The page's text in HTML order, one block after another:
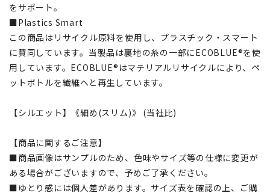
をサポート。
■Plastics Smart
この商品はリサイクル原料を使用し、プラスチック・スマート
に賛同しています。当製品は裏地の糸の一部にECOBLUE®を使
用しています。ECOBLUE®はマテリアルリサイクルにより、ペ
ットボトルを繊維へと再生しています。
【シルエット】《細め(スリム)》 (当社比)
【商品に関するご注意】
■商品画像はサンプルのため、色味やサイズ等の仕様に変更が
ある場合がございますので、予めご了承ください。
■ゆとり感には個人差があります。サイズ表を確認の上、ご購